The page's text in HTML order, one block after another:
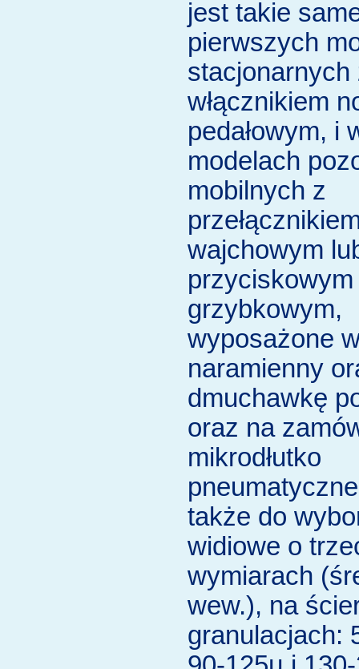
jest takie
pierwszych
stacjonarnych
włącznikiem
pedałowym, i
modelach
mobilnych z
wajchowym
przyciskowym
grzybkowym,
wyposażone
naramienny
dmuchawkę
oraz na
mikrodłutko
także do
widiowe o
wymiarach
wew.), na
granulacjach: